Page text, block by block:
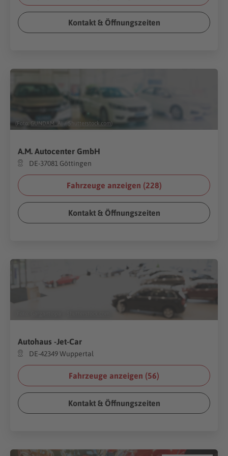
Kontakt & Öffnungszeiten
(Foto: GUNDAM_Ai / Shutterstock.com)
A.M. Autocenter GmbH
DE-37081 Göttingen
Fahrzeuge anzeigen (228)
Kontakt & Öffnungszeiten
Autohaus -Jet-Car
DE-42349 Wuppertal
Fahrzeuge anzeigen (56)
Kontakt & Öffnungszeiten